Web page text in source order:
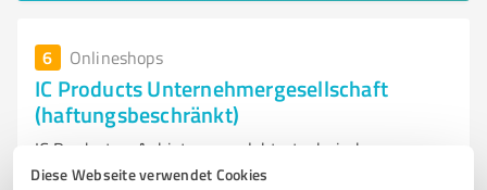
Diese Webseite verwendet Cookies
6 Onlineshops
IC Products Unternehmergesellschaft
(haftungsbeschränkt)
IC Products - Anbieter von elektrotechnischen
Ausrüstungen und Komponenten